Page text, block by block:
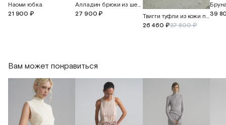
Наоми юбка
21 900 ₽
Алладин брюки из шелкового трикотажа с манжетами
27 900 ₽
Твигги туфли из кожи питона
26 460 ₽37 800 ₽
39
Вам может понравиться